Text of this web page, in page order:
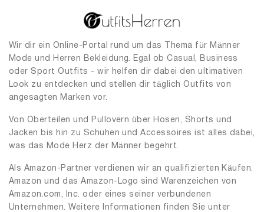
Wir dir ein Online-Portal rund um das Thema für Männer
Mode und Herren Bekleidung. Egal ob Casual, Business
oder Sport Outfits - wir helfen dir dabei den ultimativen
Look zu entdecken und stellen dir täglich Outfits von
angesagten Marken vor.
Von Oberteilen und Pullovern über Hosen, Shorts und
Jacken bis hin zu Schuhen und Accessoires ist alles dabei,
was das Mode Herz der Männer begehrt.
Als Amazon-Partner verdienen wir an qualifizierten Käufen.
Amazon und das Amazon-Logo sind Warenzeichen von
Amazon.com, Inc. oder eines seiner verbundenen
Unternehmen. Weitere Informationen finden Sie unter